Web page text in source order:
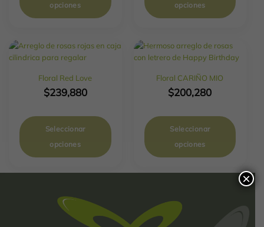
opciones opciones
Floral Red Love
$239,880
Seleccionar
opciones
Floral CARIÑO MIO
$200,280
Seleccionar
opciones
×